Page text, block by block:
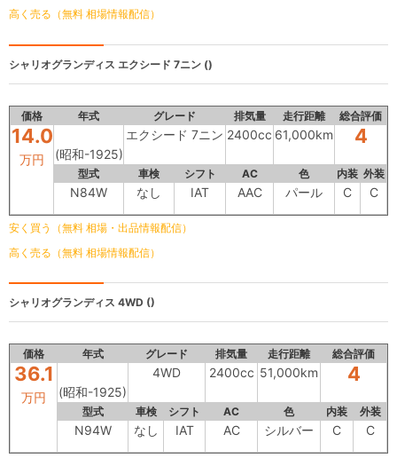
高く売る（無料 相場情報配信）
シャリオグランディス エクシード 7ニン ()
価格 年式 グレード 排気量 走行距離 総合評価
14.0
万円 (昭和-1925)
エクシード 7ニン 2400cc 61,000km 4
型式 車検 シフト AC 色 内装 外装
N84W なし IAT AAC パール C C
安く買う（無料 相場・出品情報配信）
高く売る（無料 相場情報配信）
シャリオグランディス 4WD ()
価格 年式 グレード 排気量 走行距離 総合評価
36.1
万円 (昭和-1925)
4WD 2400cc 51,000km 4
型式 車検 シフト AC 色 内装 外装
N94W なし IAT AC シルバー C C